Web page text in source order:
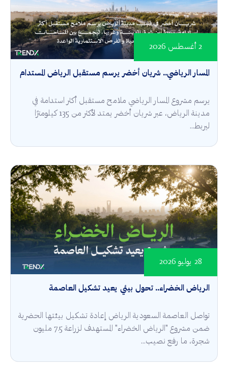
المسار الرياضي.. شريان أخضر يرسم مستقبل الرياض المستدام
2 أغسطس 2026
يرسم مشروع المسار الرياضي ملامح مستقبل أكثر استدامة في
مدينة الرياض، عبر شريان أخضر يمتد لأكثر من 135 كيلومترًا
ليربط...
الرياض الخضراء.. تحول بيئي يعيد تشكيل العاصمة
28 يوليو 2026
تواصل العاصمة السعودية الرياض إعادة تشكيل بيئتها الحضرية
ضمن مشروع "الرياض الخضراء" المستهدف لزراعة 7.5 مليون
شجرة، ما رفع نصيب...